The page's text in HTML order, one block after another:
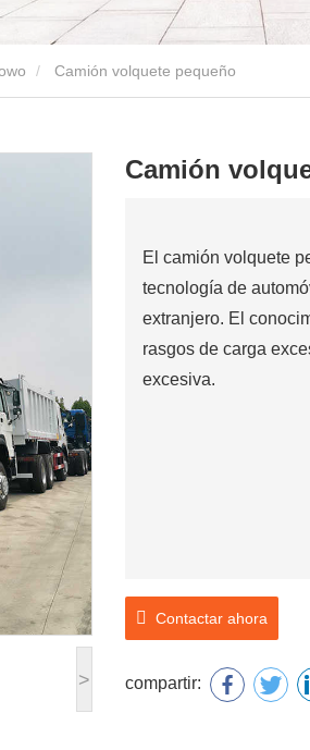
Camión volquete pequeño
>
Camión
El camión volquete
tecnología de
extranjero. El
rasgos de carga
excesiva.
Contactar ahora
compartir: